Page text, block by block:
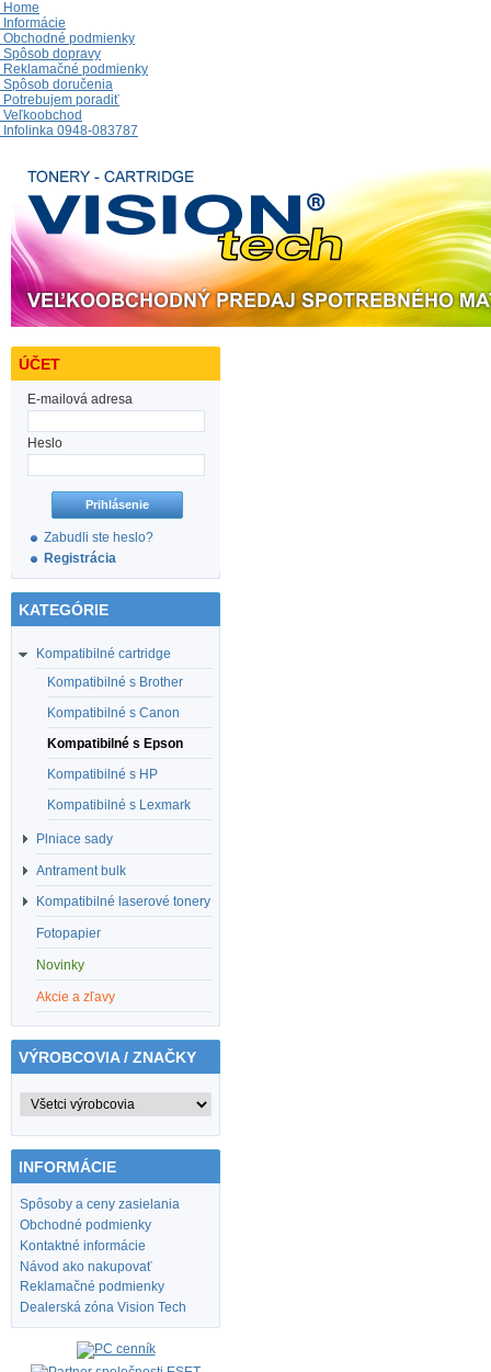
Home
Informácie
Obchodné podmienky
Spôsob dopravy
Reklamačné podmienky
Spôsob doručenia
Potrebujem poradiť
Veľkoobchod
Infolinka 0948-083787
ÚČET
E-mailová adresa
Heslo
Zabudli ste heslo?
Registrácia
KATEGÓRIE
Kompatibilné cartridge
Kompatibilné s Brother
Kompatibilné s Canon
Kompatibilné s Epson
Kompatibilné s HP
Kompatibilné s Lexmark
Plniace sady
Antrament bulk
Kompatibilné laserové tonery
Fotopapier
Novinky
Akcie a zľavy
VÝROBCOVIA / ZNAČKY
INFORMÁCIE
Spôsoby a ceny zasielania
Obchodné podmienky
Kontaktné informácie
Návod ako nakupovať
Reklamačné podmienky
Dealerská zóna Vision Tech